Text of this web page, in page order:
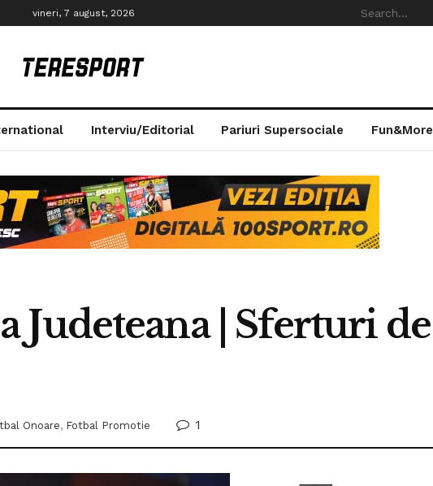
vineri, 7 august, 2026
Interviu/Editorial Pariuri Supersociale Fun&More
Judeteana | Sferturi de
Onoare, Fotbal Promotie 1